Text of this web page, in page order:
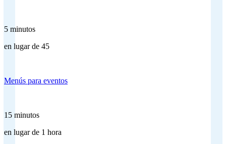
5 minutos
en lugar de 45
Menús para eventos
15 minutos
en lugar de 1 hora